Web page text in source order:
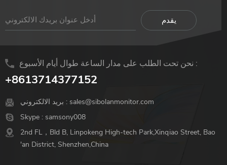
نحن تحت الطلب على مدار الساعة طوال أيام الأسبوع :
+8613714377152
بريد الالكتروني : sales@sibolanmonitor.com
Skype : samsony008
2nd FL，Bld B, Linpokeng High-tech Park,Xinqiao Street, Bao
'an District, Shenzhen,China